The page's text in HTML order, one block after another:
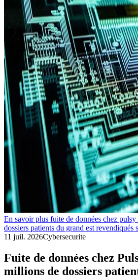
En savoir plus fuite de données chez
dossiers patients du grand est revendiqués
11 juil. 2026Cybersecurite
Fuite de données chez
millions de dossiers